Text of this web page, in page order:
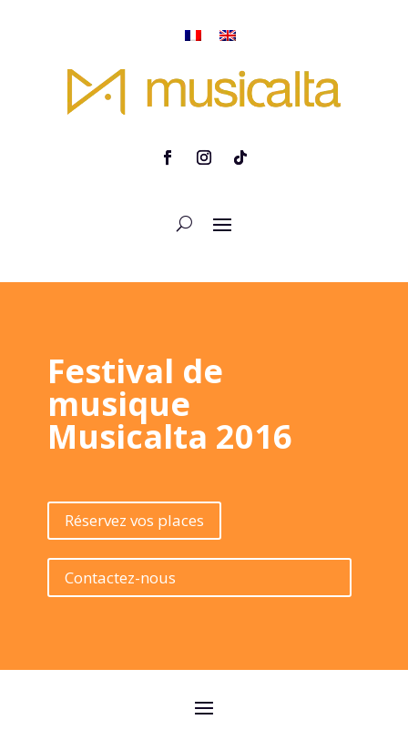
Festival de
musique
Musicalta 2016
Réservez vos places
Contactez-nous